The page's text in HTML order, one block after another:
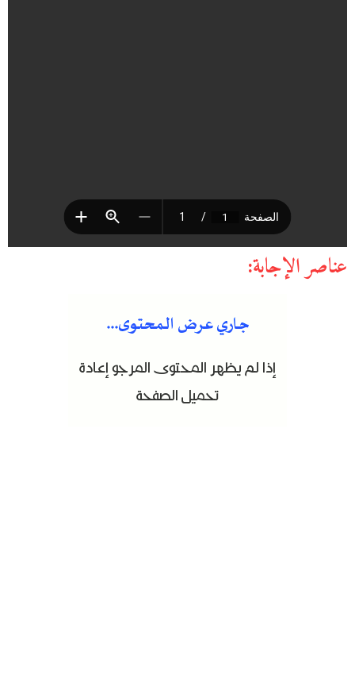
عناصر الإجابة: